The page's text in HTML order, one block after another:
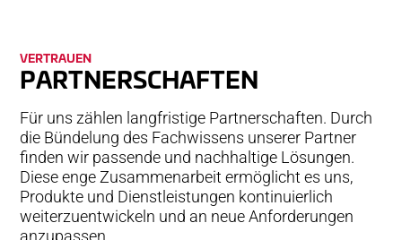
VERTRAUEN
PART­NER­SCHAFT­EN
Für uns zählen langfristige Partnerschaften. Durch
die Bündelung des Fachwissens unserer Partner
finden wir passende und nachhaltige Lösungen.
Diese enge Zusammenarbeit ermöglicht es uns,
Produkte und Dienstleistungen kontinuierlich
weiterzuentwickeln und an neue Anforderungen
anzupassen.